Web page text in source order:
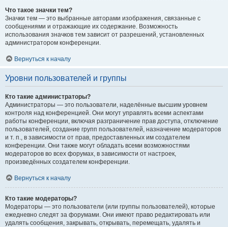
Что такое значки тем?
Значки тем — это выбранные авторами изображения, связанные с
сообщениями и отражающие их содержание. Возможность
использования значков тем зависит от разрешений, установленных
администратором конференции.
Вернуться к началу
Уровни пользователей и группы
Кто такие администраторы?
Администраторы — это пользователи, наделённые высшим уровнем
контроля над конференцией. Они могут управлять всеми аспектами
работы конференции, включая разграничение прав доступа, отключение
пользователей, создание групп пользователей, назначение модераторов
и т. п., в зависимости от прав, предоставленных им создателем
конференции. Они также могут обладать всеми возможностями
модераторов во всех форумах, в зависимости от настроек,
произведённых создателем конференции.
Вернуться к началу
Кто такие модераторы?
Модераторы — это пользователи (или группы пользователей), которые
ежедневно следят за форумами. Они имеют право редактировать или
удалять сообщения, закрывать, открывать, перемещать, удалять и